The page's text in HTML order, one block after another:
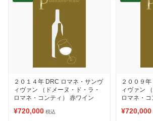
２０１４年 DRC ロマネ・サンヴ
ィヴァン （ドメーヌ・ド・ラ・
ロマネ・コンティ） 赤ワイン
¥720,000 税込
２００９
ィヴァン
ロマネ・
¥720,000